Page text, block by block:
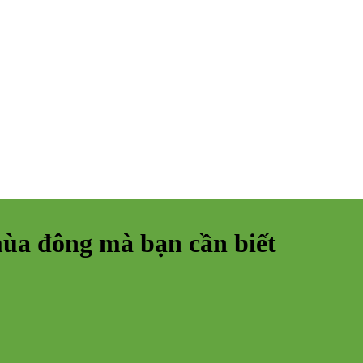
đông mà bạn cần biết